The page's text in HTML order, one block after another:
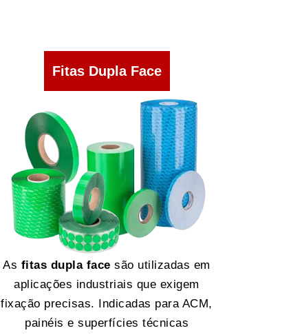
Fitas Dupla Face
As fitas dupla face são utilizadas em
aplicações industriais que exigem
fixação precisas. Indicadas para ACM,
painéis e superfícies técnicas